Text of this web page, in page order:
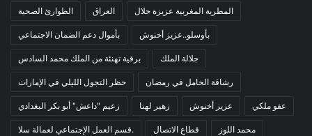
الطوارئ الصحية العراق المطربة المغربية عزيزة جلال
بأموال دعم الضمان الاجتماعي بأوسلو..عزيز أخنوش
برقية تهنئة من الملك محمد السادس جلالة الملك
حظر التجول الليلي في الإمارات رشاقة الحامل في رمضان
زعيم "داعش" أبو بكر البغدادي زهير لهنا عزيز أخنوش عفو ملكي
قسم العمل الإجتماعي لعمالة سلا. قطاع الاتصال محمد اللوز